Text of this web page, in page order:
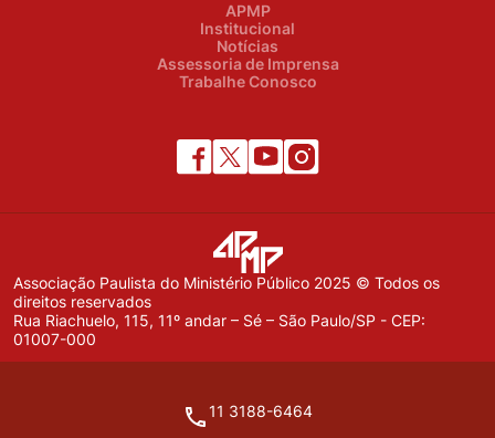
APMP
Institucional
Notícias
Assessoria de Imprensa
Trabalhe Conosco
Associação Paulista do Ministério Público 2025 © Todos os
direitos reservados
Rua Riachuelo, 115, 11º andar – Sé – São Paulo/SP - CEP:
01007-000
11 3188-6464